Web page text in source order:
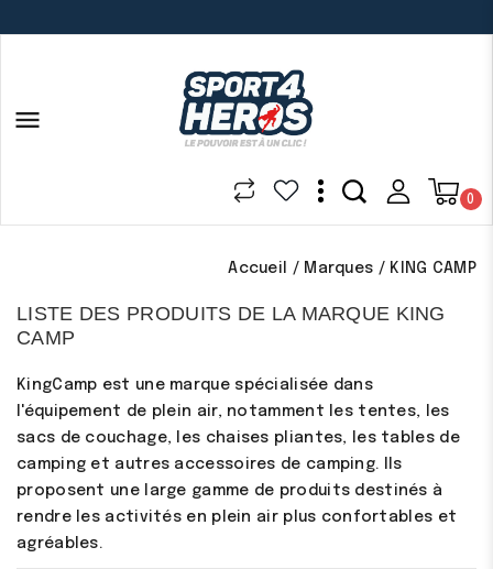

0
Accueil Marques KING CAMP
LISTE DES PRODUITS DE LA MARQUE KING
CAMP
KingCamp est une marque spécialisée dans
l'équipement de plein air, notamment les tentes, les
sacs de couchage, les chaises pliantes, les tables de
camping et autres accessoires de camping. Ils
proposent une large gamme de produits destinés à
rendre les activités en plein air plus confortables et
agréables.